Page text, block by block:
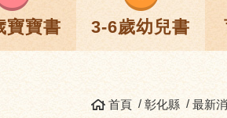
寶寶書 3-6歲幼兒書
首頁 彰化縣 最新